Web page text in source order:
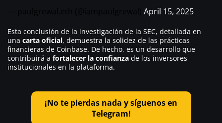
April 15, 2025
Esta conclusión de la investigación de la SEC, detallada en
una carta oficial, demuestra la solidez de las prácticas
financieras de Coinbase. De hecho, es un desarrollo que
contribuirá a fortalecer la confianza de los inversores
institucionales en la plataforma.
¡No te pierdas nada y síguenos en
Telegram!